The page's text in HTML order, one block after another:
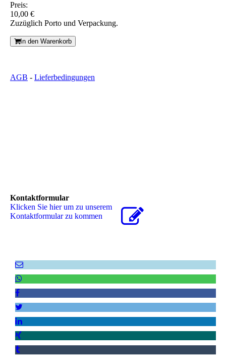
Preis:
10,00 €
Zuzüglich Porto und Verpackung.
In den Warenkorb
AGB - Lieferbedingungen
Kontaktformular
Klicken Sie hier um zu unserem
Kon­takt­for­mu­lar zu kommen